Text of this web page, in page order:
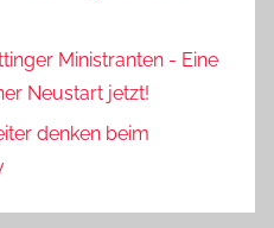
Ministranten - Eine
Neustart jetzt!
denken beim